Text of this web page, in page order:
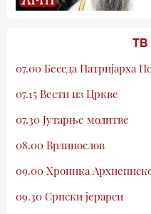
ТВ
07.00 Беседа Патријарха
07.15 Вести из Цркве
07.30 Јутарње молитве
08.00 Врлинослов
09.00 Хроника
09.30 Српски јерарси